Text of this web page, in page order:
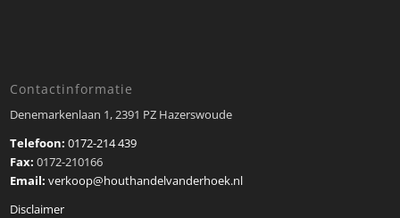
Contactinformatie
Denemarkenlaan 1, 2391 PZ Hazerswoude
Telefoon:0172-214 439
Fax:0172-210166
Email: verkoop@houthandelvanderhoek.nl
Disclaimer